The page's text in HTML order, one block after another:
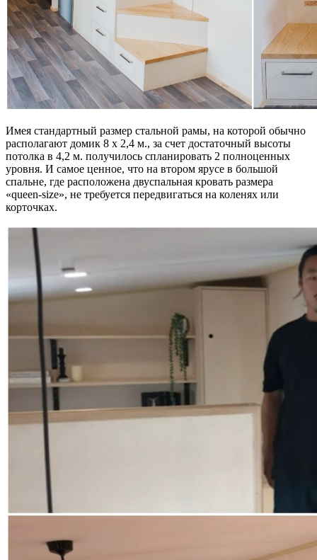
Имея стандартный размер стальной рамы, на которой обычно
располагают домик 8 х 2,4 м., за счет достаточный высоты
потолка в 4,2 м. получилось спланировать 2 полноценных
уровня. И самое ценное, что на втором ярусе в большой
спальне, где расположена двуспальная кровать размера
«queen-size», не требуется передвигаться на коленях или
корточках.